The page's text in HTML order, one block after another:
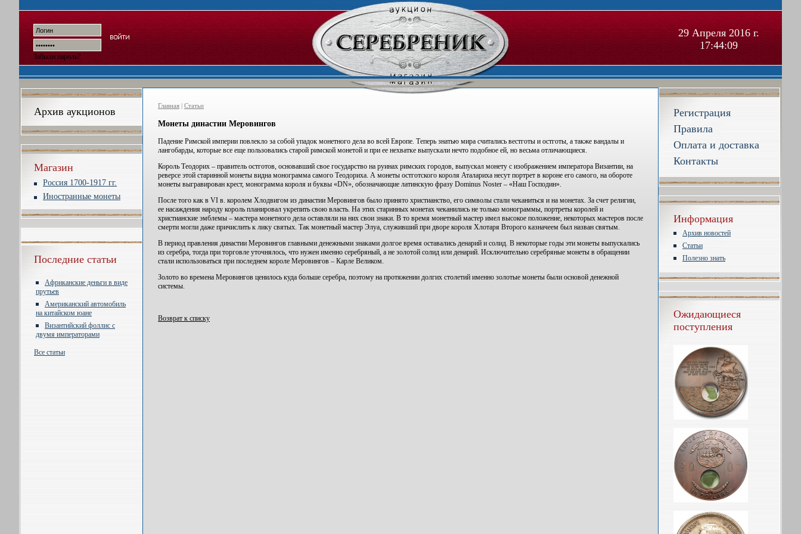
Забыли пароль?
29 Апреля 2016 г.
17:44:10
Архив аукционов
Магазин
Россия 1700-1917 гг.
Иностранные монеты
Последние статьи
Африканские деньги в виде
прутьев
Американский автомобиль
на китайском юане
Византийский фоллис с
двумя императорами
Все статьи
Главная | Статьи
Монеты династии Меровингов
Падение Римской империи повлекло за собой упадок монетного дела во всей Европе. Теперь знатью мира считались вестготы и остготы, а также вандалы и
лангобарды, которые все еще пользовались старой римской монетой и при ее нехватке выпускали нечто подобное ей, но весьма отличающиеся.
Король Теодорих – правитель остготов, основавший свое государство на руинах римских городов, выпускал монету с изображением императора Византии, на
реверсе этой старинной монеты видна монограмма самого Теодориха. А монеты остготского короля Аталариха несут портрет в короне его самого, на обороте
монеты выгравирован крест, монограмма короля и буквы «DN», обозначающие латинскую фразу Dominus Noster – «Наш Господин».
После того как в VI в. королем Хлодвигом из династии Меровингов было принято христианство, его символы стали чеканиться и на монетах. За счет религии,
ее насаждения народу король планировал укрепить свою власть. На этих старинных монетах чеканились не только монограммы, портреты королей и
христианские эмблемы – мастера монетного дела оставляли на них свои знаки. В то время монетный мастер имел высокое положение, некоторых мастеров после
смерти могли даже причислить к лику святых. Так монетный мастер Элуа, служивший при дворе короля Хлотаря Второго казначеем был назван святым.
В период правления династии Меровингов главными денежными знаками долгое время оставались денарий и солид. В некоторые годы эти монеты выпускались
из серебра, тогда при торговле уточнялось, что нужен именно серебряный, а не золотой солид или денарий. Исключительно серебряные монеты в обращении
стали использоваться при последнем короле Меровингов – Карле Великом.
Золото во времена Меровингов ценилось куда больше серебра, поэтому на протяжении долгих столетий именно золотые монеты были основой денежной
системы.
Возврат к списку
Регистрация
Правила
Оплата и доставка
Контакты
Информация
Архив новостей
Статьи
Полезно знать
Ожидающиеся
поступления